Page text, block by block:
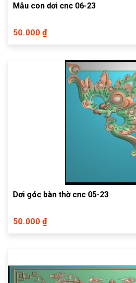
Mẫu con dơi cnc 06-23
50.000 ₫
Dơi góc bàn thờ cnc 05-23
50.000 ₫